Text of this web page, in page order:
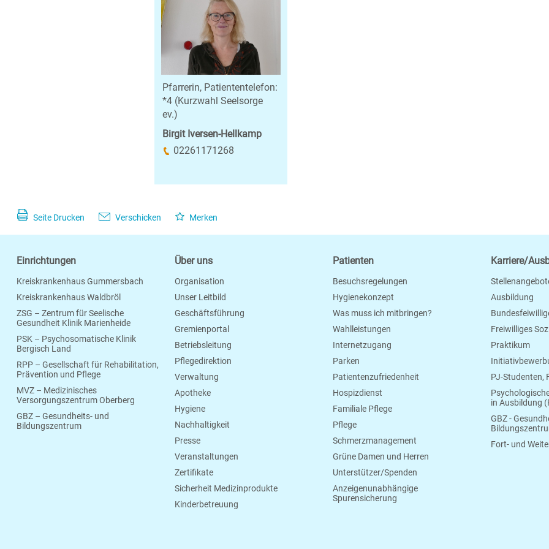
Pfarrerin, Patiententelefon:
*4 (Kurzwahl Seelsorge
ev.)
Birgit Iversen-Hellkamp
02261171268
Seite Drucken Verschicken Merken
Einrichtungen
Kreiskrankenhaus Gummersbach
Kreiskrankenhaus Waldbröl
ZSG – Zentrum für Seelische
Gesundheit Klinik Marienheide
PSK – Psychosomatische Klinik
Bergisch Land
RPP – Gesellschaft für Rehabilitation,
Prävention und Pflege
MVZ – Medizinisches
Versorgungszentrum Oberberg
GBZ – Gesundheits- und
Bildungszentrum
Über uns
Organisation
Unser Leitbild
Geschäftsführung
Gremienportal
Betriebsleitung
Pflegedirektion
Verwaltung
Apotheke
Hygiene
Nachhaltigkeit
Presse
Veranstaltungen
Zertifikate
Sicherheit Medizinprodukte
Kinderbetreuung
Patienten
Besuchsregelungen
Hygienekonzept
Was muss ich mitbringen?
Wahlleistungen
Internetzugang
Parken
Patientenzufriedenheit
Hospizdienst
Familiale Pflege
Pflege
Schmerzmanagement
Grüne Damen und Herren
Unterstützer/Spenden
Anzeigenunabhängige
Spurensicherung
Karriere/
Ausbildung
Freiwilliges
Praktikum
PJ-Studenten,
in Ausbildung
GBZ -
Fort- und